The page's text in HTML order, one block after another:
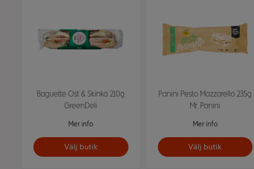
Baguette Ost & Skinka 210g
GreenDeli
Mer info
Välj butik
Panini Pesto Mozzarella 235g
Mr. Panini
Mer info
Välj butik